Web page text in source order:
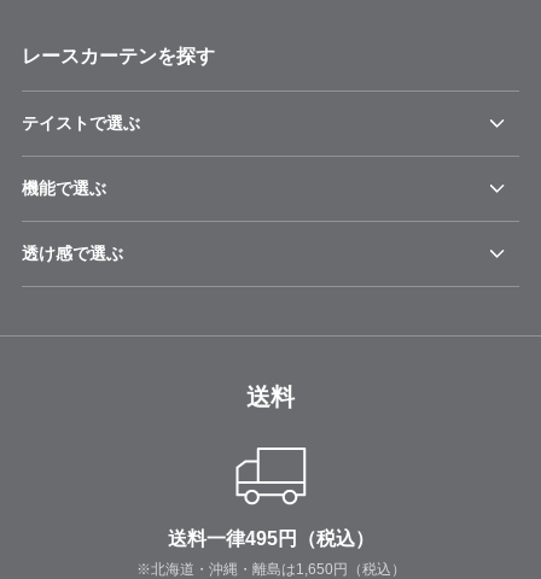
レースカーテンを探す
テイストで選ぶ
機能で選ぶ
透け感で選ぶ
送料
送料一律495円（税込）
※北海道・沖縄・離島は1,650円（税込）